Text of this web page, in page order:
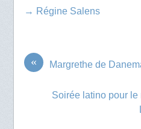
→ Régine Salens
« Margrethe de
Soirée latino pour